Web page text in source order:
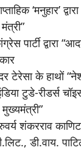
‘मनुहार’
पार्टी द्वारा
टेरेसा के हाथों
टुडे-रीडर्स
मुख्यमंत्री”
शंकरराव
डी.वाय.